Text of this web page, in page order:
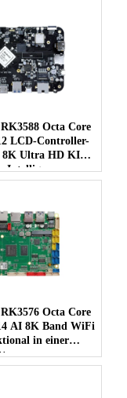
Octa Core
LCD-Controller-
8K Ultra HD KI
Intelligenz
Octa Core
AI 8K Band WiFi
in einer